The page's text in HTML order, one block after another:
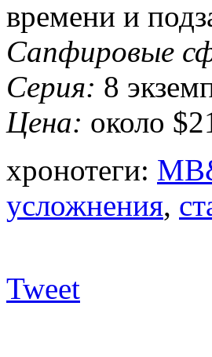
времени и
Сапфировые
Серия: 8
Цена: около
хронотеги:
усложнения,
Tweet